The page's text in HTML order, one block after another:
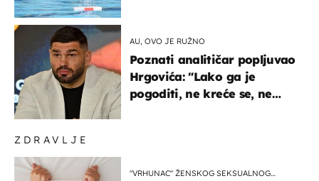
ZDRAVLJE
"VRHUNAC" ŽENSKOG SEKSUALNOG
AU, OVO JE RUŽNO
Poznati analitičar popljuvao
Hrgovića: "Lako ga je
pogoditi, ne kreće se, ne